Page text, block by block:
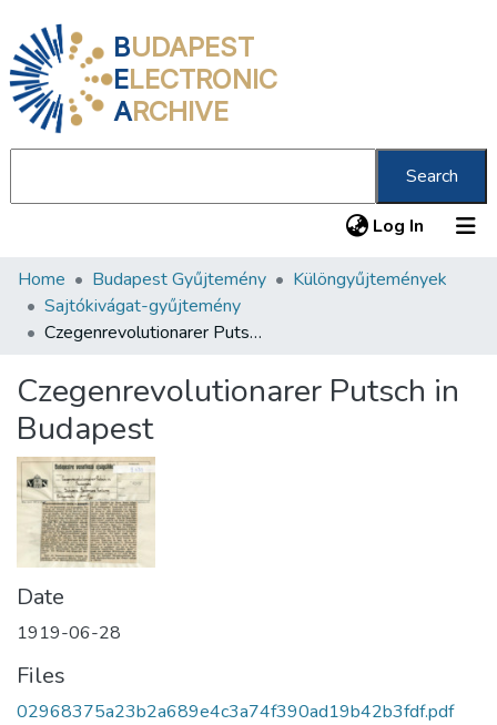
BUDAPEST
ELECTRONIC
ARCHIVE
Search
Log In (current)
Communities & Collections
All of DSpace
About us
Home Budapest Gyűjtemény
Különgyűjtemények
Sajtókivágat-gyűjtemény
Czegenrevolutionarer Putsch in Budapest
Czegenrevolutionarer Putsch in
Budapest
Date
1919-06-28
Files
02968375a23b2a689e4c3a74f390ad19b42b3fdf.pdf